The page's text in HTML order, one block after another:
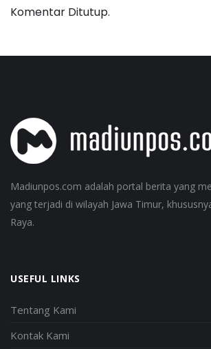
Komentar Ditutup.
Madiunpos.com adalah portal berita yang
yang terjadi di wilayah Jawa Timur,
Raya.
USEFUL LINKS
Tentang Kami
Kontak Kami